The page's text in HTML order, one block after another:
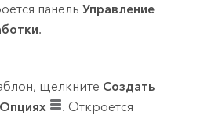
панель Управление
.
щелкните Создать
Опциях
. Откроется